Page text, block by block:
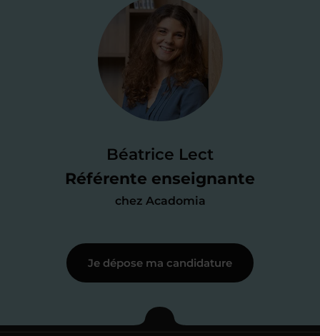
Béatrice Lect
Référente enseignante
chez Acadomia
Je valide ma
candidature
test de 15 minutes
des programmes scolaires(et pouvoir
me mettre à jour au besoin) et
j’échange en direct avec un chargé de
Étape 3
Je commence mes
Je dépose ma candidature